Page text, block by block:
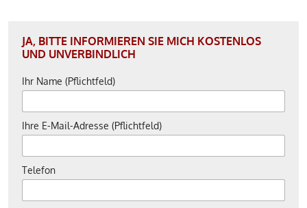
JA, BITTE INFORMIEREN SIE MICH KOSTENLOS
UND UNVERBINDLICH
Ihr Name (Pflichtfeld)
Ihre E-Mail-Adresse (Pflichtfeld)
Telefon